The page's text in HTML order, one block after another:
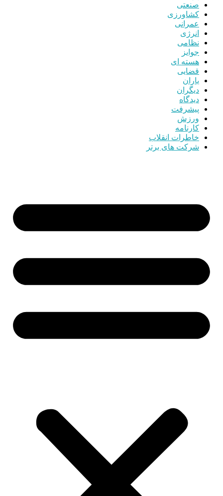
صنعتی
کشاورزی
عمرانی
انرژی
نظامی
جوایز
هسته ای
قضایی
یاران
دیگران
دیدگاه
پیشرفت
ورزش
کارنامه
خاطرات انقلاب
شرکت های برتر